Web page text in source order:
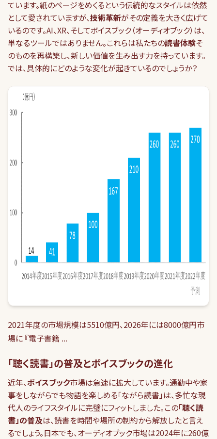
ています。紙のページをめくるという伝統的なスタイルは依然
として愛されていますが、技術革新がその定義を大きく広げて
いるのです。AI、XR、そしてボイスブック（オーディオブック）は、
単なるツールではありません。これらは私たちの読書体験そ
のものを再構築し、新しい価値を生み出す力を持っています。
では、具体的にどのような変化が起きているのでしょうか？
2021年度の市場規模は5510億円、2026年には8000億円市
場に 『電子書籍 ...
「聴く読書」の普及とボイスブックの進化
近年、ボイスブック市場は急速に拡大しています。通勤中や家
事をしながらでも物語を楽しめる「ながら読書」は、多忙な現
代人のライフスタイルに完璧にフィットしました。この「聴く読
書」の普及は、読書を時間や場所の制約から解放したと言え
るでしょう。日本でも、オーディオブック市場は2024年に260億